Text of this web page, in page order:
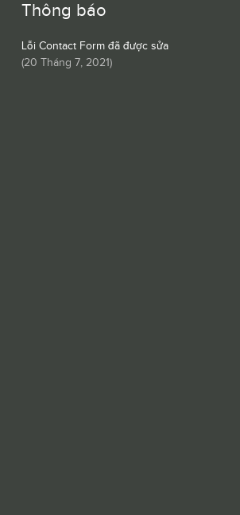
Thông báo
Lỗi Contact Form đã được sửa
(20 Tháng 7, 2021)